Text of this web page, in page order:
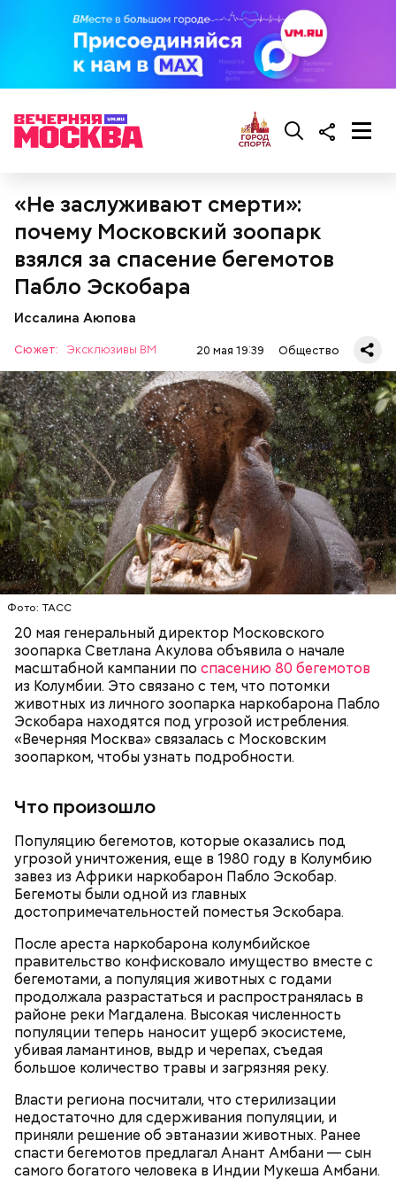
«Не заслуживают смерти»:
почему Московский зоопарк
взялся за спасение бегемотов
Пабло Эскобара
Иссалина Аюпова
Сюжет: Эксклюзивы ВМ 20 мая 19:39 Общество
Фото: ТАСС
20 мая генеральный директор Московского
зоопарка Светлана Акулова объявила о начале
масштабной кампании по спасению 80 бегемотов
из Колумбии. Это связано с тем, что потомки
животных из личного зоопарка наркобарона Пабло
Эскобара находятся под угрозой истребления.
«Вечерняя Москва» связалась с Московским
зоопарком, чтобы узнать подробности.
Что произошло
Популяцию бегемотов, которые оказались под
угрозой уничтожения, еще в 1980 году в Колумбию
завез из Африки наркобарон Пабло Эскобар.
Бегемоты были одной из главных
достопримечательностей поместья Эскобара.
После ареста наркобарона колумбийское
правительство конфисковало имущество вместе с
бегемотами, а популяция животных с годами
продолжала разрастаться и распространялась в
районе реки Магдалена. Высокая численность
популяции теперь наносит ущерб экосистеме,
убивая ламантинов, выдр и черепах, съедая
большое количество травы и загрязняя реку.
Власти региона посчитали, что стерилизации
недостаточно для сдерживания популяции, и
приняли решение об эвтаназии животных. Ранее
спасти бегемотов предлагал Анант Амбани — сын
самого богатого человека в Индии Мукеша Амбани.
кабачок;
брынза;
— Кабачки нужно натереть длинными слайсами
(это можно сделать на специальной терке),
похожими на спагетти, и уложить в противень.
Дальше нужно добавить немного растительного
масла, соль, а сверху бросить хаотично
порезанную брынзу. Затем добавляются помидоры
черри или грунтовые, — рассказал шеф-повар.
Противень ставится в духовку, разогретую до 180–
190 градусов. Спагетти из кабачка нужно запекать
25–30 минут.
Уберут отеки и улучшат зрение:
Кабачки, тушеные с курицей
Как приготовить домашний
Эндокринолог Куликова
объяснила, в чем заключается
— Там может содержаться огромное количество
нитратов, которое вызовет головокружение,
гипоксию и ухудшение физического состояния, —
предостерегла Соломатина.
Также не нужно есть дыню до корки, потому что
именно там скапливаются нитраты. И важно
тщательно ее мыть, чтобы не отравиться, добавила
Как выбрать дыню
Фото: Shutterstock